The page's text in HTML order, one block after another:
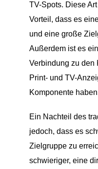
TV-Spots. Diese
Vorteil, dass es
und eine große
Außerdem ist es
Verbindung zu den
Print- und TV-
Komponente
Ein Nachteil des
jedoch, dass es
Zielgruppe zu
schwieriger, eine